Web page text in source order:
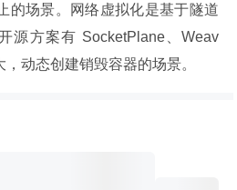
的场景。网络虚拟化是基于隧道
源方案有 SocketPlane、Weav
动态创建销毁容器的场景。